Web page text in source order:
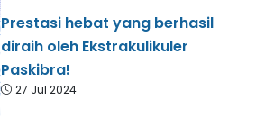
Prestasi hebat yang berhasil
diraih oleh Ekstrakulikuler
Paskibra!
27 Jul 2024